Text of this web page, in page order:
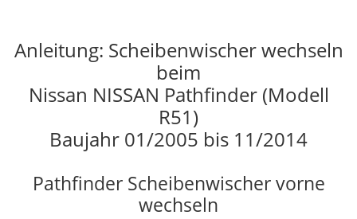
Anleitung: Scheibenwischer wechseln
beim
Nissan NISSAN Pathfinder (Modell
R51)
Baujahr 01/2005 bis 11/2014
Pathfinder Scheibenwischer vorne
wechseln